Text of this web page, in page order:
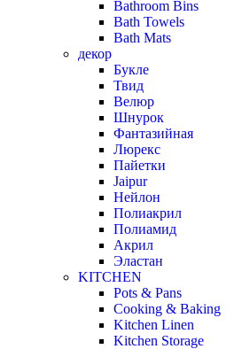
Bathroom Bins
Bath Towels
Bath Mats
декор
Букле
Твид
Велюр
Шнурок
Фантазийная
Люрекс
Пайетки
Jaipur
Нейлон
Полиакрил
Полиамид
Акрил
Эластан
KITCHEN
Pots & Pans
Cooking & Baking
Kitchen Linen
Kitchen Storage